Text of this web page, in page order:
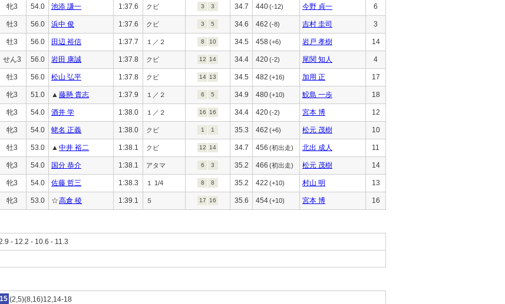
牝3 54.0 池添 謙一 1:37.6 クビ 3 3 34.7 440(-12) 今野 貞一 6
牡3 56.0 浜中 俊 1:37.6 クビ 3 5 34.6 462 (-8) 吉村 圭司 3
牡3 56.0 田辺 裕信 1:37.7 １／２ 8 10 34.5 458(+6) 岩戸 孝樹 14
せん3 56.0 岩田 康誠 1:37.8 クビ 12 14 34.4 420(-2) 尾関 知人 4
牡3 56.0 松山 弘平 1:37.8 クビ 14 13 34.5 482 (+16) 加用 正 17
牝3 51.0 ▲ 藤懸 貴志 1:37.9 １／２ 6 5 34.9 480(+10) 鮫島 一歩 18
牝3 54.0 酒井 学 1:38.0 １／２ 16 16 34.4 420(-2) 宮本 博 12
牝3 54.0 蛯名 正義 1:38.0 クビ 1 1 35.3 462 (+6) 松元 茂樹 10
牡3 53.0 ▲ 中井 裕二 1:38.1 クビ 12 14 34.7 456 (初出走) 北出 成人 11
牝3 54.0 国分 恭介 1:38.1 アタマ 6 3 35.2 466 (初出走) 松元 茂樹 14
牝3 54.0 佐藤 哲三 1:38.3 １ 1/4 8 8 35.2 422 (+10) 村山 明 13
牝3 53.0 ☆高倉 稜 1:39.1 ５ 17 16 35.6 454(+10) 宮本 博 16
- 12.2 - 10.6 - 11.3
15 (2,5)(8,16)12,14-18